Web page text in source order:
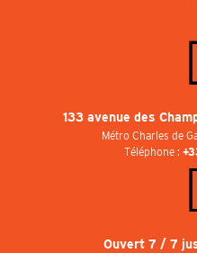
133 avenue des
Métro Charles de
Téléphone :
Ouvert 7 / 7